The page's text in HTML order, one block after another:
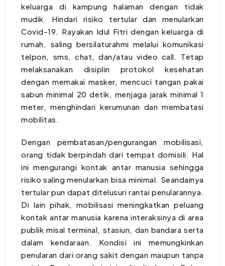
keluarga di kampung halaman dengan tidak
mudik. Hindari risiko tertular dan menularkan
Covid-19. Rayakan Idul Fitri dengan keluarga di
rumah, saling bersilaturahmi melalui komunikasi
telpon, sms, chat, dan/atau video call. Tetap
melaksanakan disiplin protokol kesehatan
dengan memakai masker, mencuci tangan pakai
sabun minimal 20 detik, menjaga jarak minimal 1
meter, menghindari kerumunan dan membatasi
mobilitas.
Dengan pembatasan/pengurangan mobilisasi,
orang tidak berpindah dari tempat domisili. Hal
ini mengurangi kontak antar manusia sehingga
risiko saling menularkan bisa minimal. Seandainya
tertular pun dapat ditelusuri rantai penularannya.
Di lain pihak, mobilisasi meningkatkan peluang
kontak antar manusia karena interaksinya di area
publik misal terminal, stasiun, dan bandara serta
dalam kendaraan. Kondisi ini memungkinkan
penularan dari orang sakit dengan maupun tanpa